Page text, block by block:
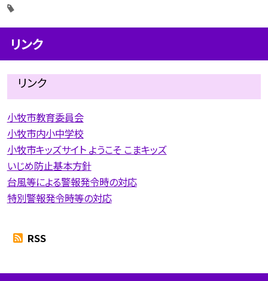
リンク
リンク
小牧市教育委員会
小牧市内小中学校
小牧市キッズサイト ようこそ こまキッズ
いじめ防止基本方針
台風等による警報発令時の対応
特別警報発令時等の対応
RSS